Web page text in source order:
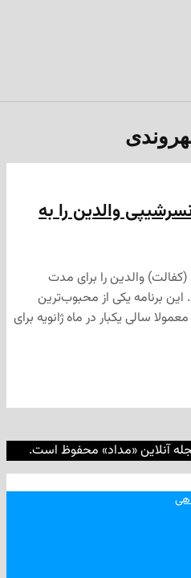
را به
را برای مدت
از محبوب‌ترین
در ماه ژانویه برای
محفوظ است.